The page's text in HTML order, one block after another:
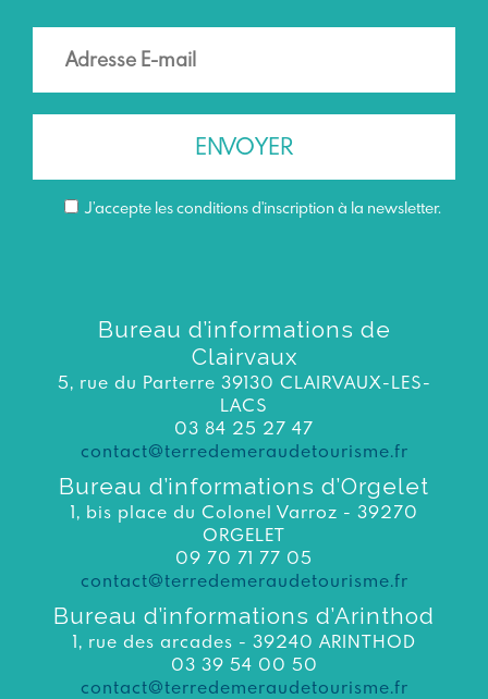
J’accepte les conditions d'inscription à la newsletter.
Bureau d’informations de
Clairvaux
5, rue du Parterre 39130 CLAIRVAUX-LES-
LACS
03 84 25 27 47
contact@terredemeraudetourisme.fr
Bureau d’informations d’Orgelet
1, bis place du Colonel Varroz - 39270
ORGELET
09 70 71 77 05
contact@terredemeraudetourisme.fr
Bureau d’informations d’Arinthod
1, rue des arcades - 39240 ARINTHOD
03 39 54 00 50
contact@terredemeraudetourisme.fr